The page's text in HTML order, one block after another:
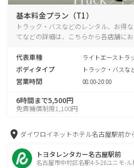
基本料金プラン（T1）
トラック・バスなどのレンタル、お得
てなどの詳細は、こちらから各店舗にお
代表車種 ライトエーストラ
ボディタイプ トラック・バスな
営業時間 08:00-20:00
6時間まで5,500円
免責補償制度1,100円
ダイワロイネットホテル名古屋駅前か
トヨタレンタカー名古屋駅前
名古屋市中村区名駅4-5-26ユニモ-ル